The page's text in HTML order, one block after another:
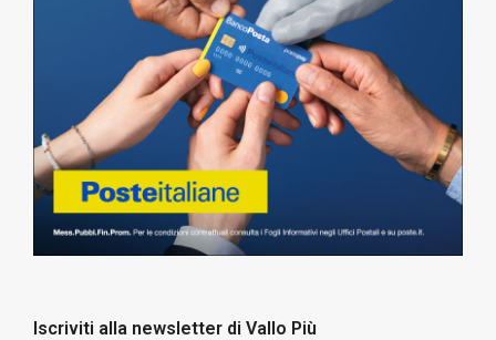
Iscriviti alla newsletter di Vallo Più